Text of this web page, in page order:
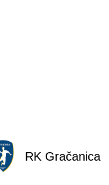
RK Gračanica